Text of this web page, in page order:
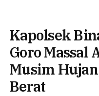
Kapolsek
Goro Massal
Musim
Berat